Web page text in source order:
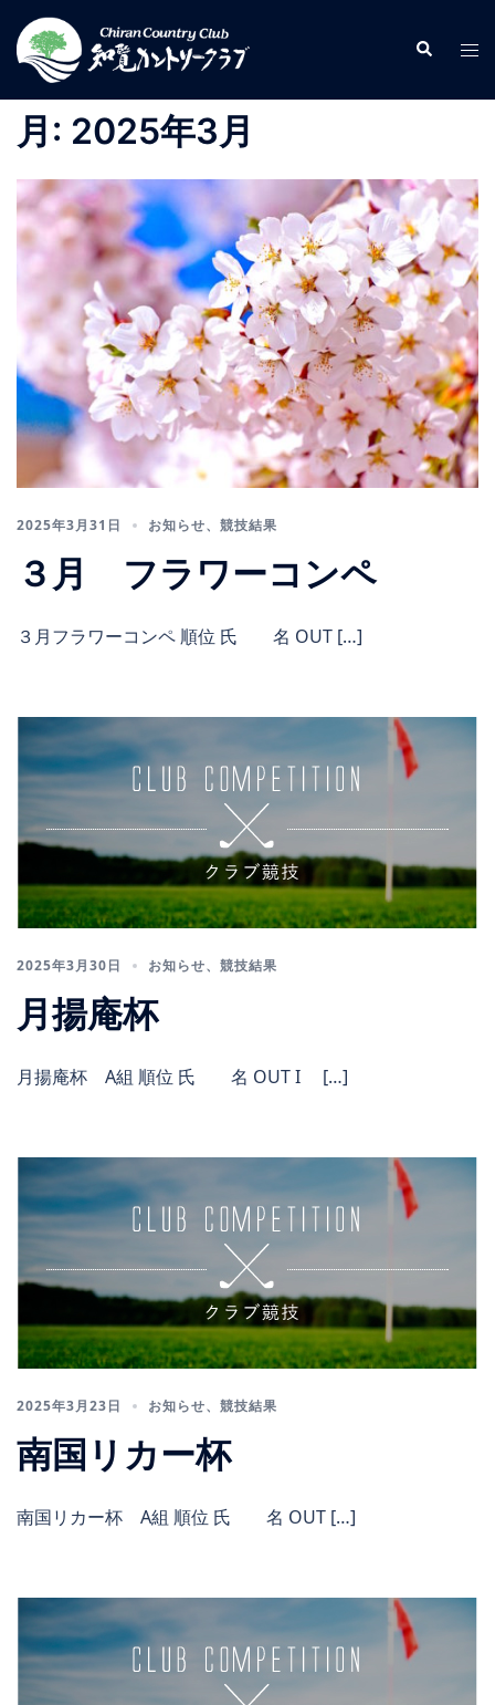
ン
検
索
ト
ル
ュ
ー
月: 2025年3月
2025年3月31日 お知らせ、 競技結果
３月 フラワーコンペ
３月フラワーコンペ 順位 氏 名 OUT […]
2025年3月30日 お知らせ、 競技結果
月揚庵杯
月揚庵杯 A組 順位 氏 名 OUT I […]
2025年3月23日 お知らせ、 競技結果
南国リカー杯
南国リカー杯 A組 順位 氏 名 OUT […]